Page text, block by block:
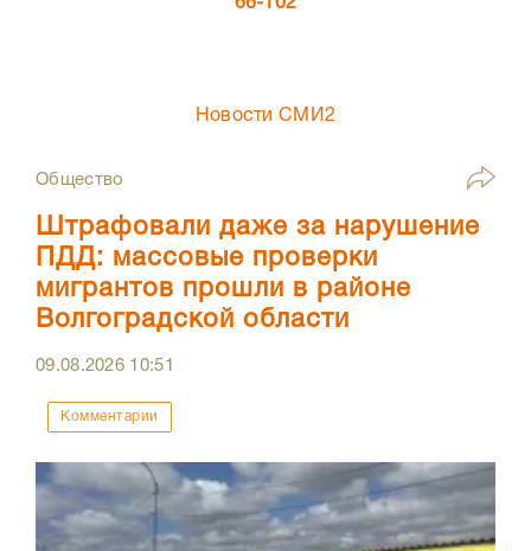
Новости СМИ2
Общество
Штрафовали даже за нарушение
ПДД: массовые проверки
мигрантов прошли в районе
Волгоградской области
09.08.2026 10:51
Комментарии